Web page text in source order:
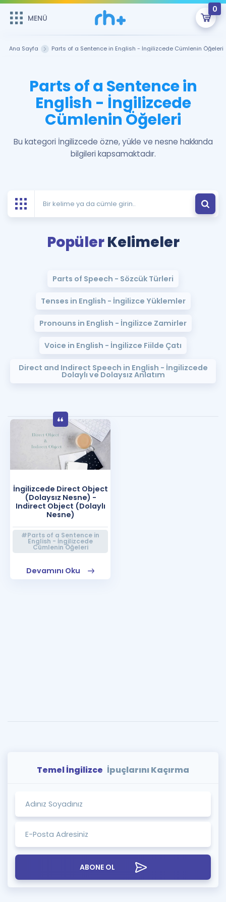
MENÜ
0
Şifremi Hatırlamıyorum
GİRİŞ YAP
Remzi Hoca ile seni sınava hazırlayacak onlarca eğitim seni
bekliyor!
MENÜ
Çalışma Paketleri
Kitaplar ve Kaynaklar
Katılımcı Görüşleri
Puan Hesaplama
ÖSYM Sınav Takvimi
Kampanyalar
Blog
İngilizce Gramer
Hakkımızda
Kariyer
Soru & Cevap
İletişim
Ana Sayfa Parts of a Sentence in English - İngilizcede Cümlenin Öğeleri
Parts of a Sentence in
English - İngilizcede
Cümlenin Öğeleri
Bu kategori İngilizcede özne, yükle ve nesne hakkında
bilgileri kapsamaktadır.
PopülerKelimeler
Parts of Speech - Sözcük Türleri
Tenses in English - İngilizce Yüklemler
Pronouns in English - İngilizce Zamirler
Voice in English - İngilizce Fiilde Çatı
Direct and Indirect Speech in English - İngilizcede
Dolaylı ve Dolaysız Anlatım
İngilizcede Direct Object
(Dolaysız Nesne) -
Indirect Object (Dolaylı
Nesne)
#Parts of a Sentence in
English - İngilizcede
Cümlenin Öğeleri
Devamını Oku
Temel İngilizce İpuçlarını Kaçırma
ABONE OL